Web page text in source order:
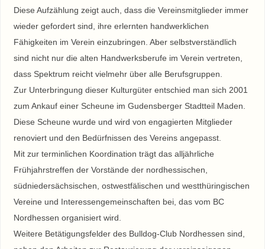
Diese Aufzählung zeigt auch, dass die Vereinsmitglieder immer
wieder gefordert sind, ihre erlernten handwerklichen
Fähigkeiten im Verein einzubringen. Aber selbstverständlich
sind nicht nur die alten Handwerksberufe im Verein vertreten,
dass Spektrum reicht vielmehr über alle Berufsgruppen.
Zur Unterbringung dieser Kulturgüter entschied man sich 2001
zum Ankauf einer Scheune im Gudensberger Stadtteil Maden.
Diese Scheune wurde und wird von engagierten Mitglieder
renoviert und den Bedürfnissen des Vereins angepasst.
Mit zur terminlichen Koordination trägt das alljährliche
Frühjahrstreffen der Vorstände der nordhessischen,
südniedersächsischen, ostwestfälischen und westthüringischen
Vereine und Interessengemeinschaften bei, das vom BC
Nordhessen organisiert wird.
Weitere Betätigungsfelder des Bulldog-Club Nordhessen sind,